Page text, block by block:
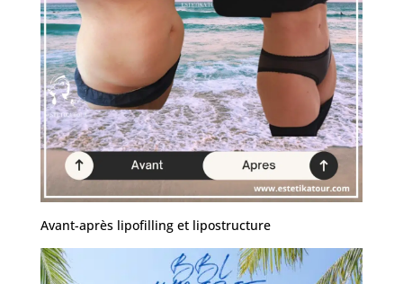
Avant-après lipofilling et lipostructure